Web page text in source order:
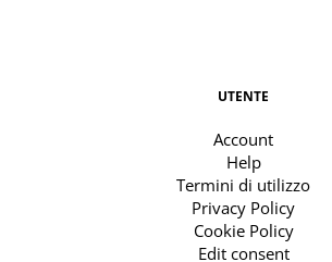
UTENTE
Account
Help
Termini di utilizzo
Privacy Policy
Cookie Policy
Edit consent